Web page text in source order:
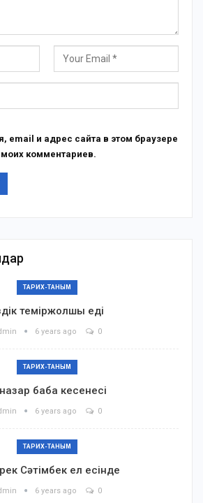
email и адрес сайта в этом браузере
комментариев.
ТАРИХ-ТАНЫМ
теміржолшы еді
6 years ago 0
ТАРИХ-ТАНЫМ
баба кесенесі
6 years ago 0
ТАРИХ-ТАНЫМ
Сәтімбек ел есінде
6 years ago 0